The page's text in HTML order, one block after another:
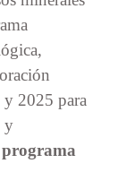
2025 para
y